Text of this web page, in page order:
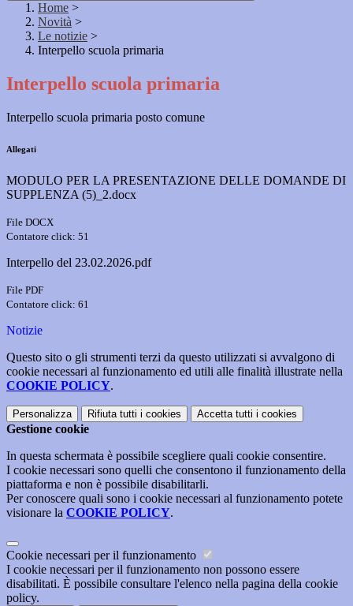
Home >
Novità >
Le notizie >
Interpello scuola primaria
Interpello scuola primaria
Interpello scuola primaria posto comune
Allegati
MODULO PER LA PRESENTAZIONE DELLE DOMANDE DI
SUPPLENZA (5)_2.docx
File DOCX
Contatore click: 51
Interpello del 23.02.2026.pdf
File PDF
Contatore click: 61
Notizie
Questo sito o gli strumenti terzi da questo utilizzati si avvalgono di
cookie necessari al funzionamento ed utili alle finalità illustrate nella
COOKIE POLICY.
Personalizza Rifiuta tutti i cookies Accetta tutti i cookies
Gestione cookie
In questa schermata è possibile scegliere quali cookie consentire.
I cookie necessari sono quelli che consentono il funzionamento della
piattaforma e non è possibile disabilitarli.
Per conoscere quali sono i cookie necessari al funzionamento potete
visionare la COOKIE POLICY.
Cookie necessari per il funzionamento
I cookie necessari per il funzionamento non possono essere
disabilitati. È possibile consultare l'elenco nella pagina della cookie
policy.